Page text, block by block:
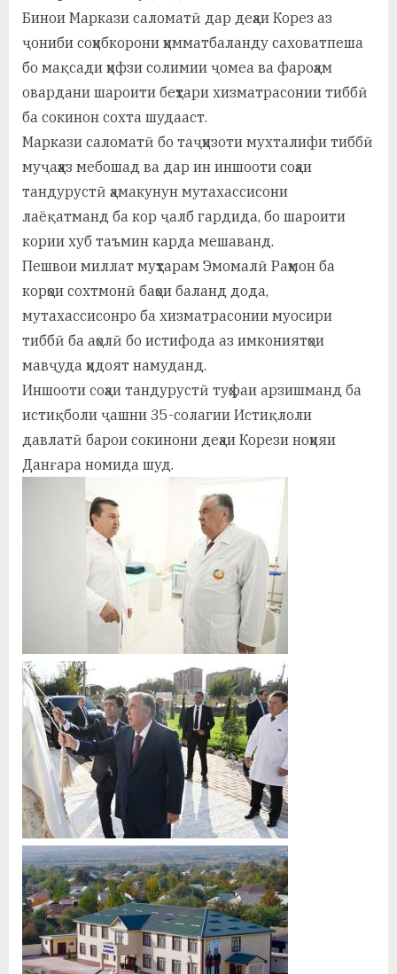
Бинои Маркази саломатӣ дар деҳаи Корез аз
ҷониби соҳибкорони ҳимматбаланду саховатпеша
бо мақсади ҳифзи солимии ҷомеа ва фароҳам
овардани шароити беҳтари хизматрасонии тиббӣ
ба сокинон сохта шудааст.
Маркази саломатӣ бо таҷҳизоти мухталифи тиббӣ
муҷаҳҳаз мебошад ва дар ин иншооти соҳаи
тандурустӣ ҳамакунун мутахассисони
лаёқатманд ба кор ҷалб гардида, бо шароити
кории хуб таъмин карда мешаванд.
Пешвои миллат муҳтарам Эмомалӣ Раҳмон ба
корҳои сохтмонӣ баҳои баланд дода,
мутахассисонро ба хизматрасонии муосири
тиббӣ ба аҳолӣ бо истифода аз имкониятҳои
мавҷуда ҳидоят намуданд.
Иншооти соҳаи тандурустӣ туҳфаи арзишманд ба
истиқболи ҷашни 35-солагии Истиқлоли
давлатӣ барои сокинони деҳаи Корези ноҳияи
Данғара номида шуд.